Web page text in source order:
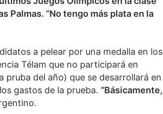
Palmas. “No tengo más plata en la
a pelear por una medalla en los
Télam que no participará en
pruba del año) que se desarrollará en
gastos de la prueba. “Básicamente,